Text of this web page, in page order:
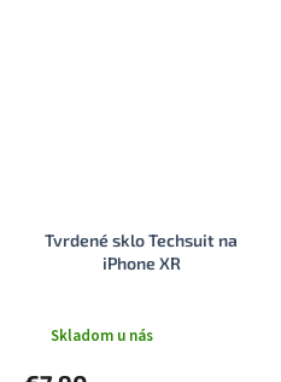
Tvrdené sklo Techsuit na
iPhone XR
Skladom u nás